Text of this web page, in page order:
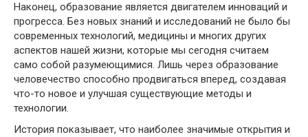
Наконец, образование является двигателем инноваций и
прогресса. Без новых знаний и исследований не было бы
современных технологий, медицины и многих других
аспектов нашей жизни, которые мы сегодня считаем
само собой разумеющимися. Лишь через образование
человечество способно продвигаться вперед, создавая
что-то новое и улучшая существующие методы и
технологии.
История показывает, что наиболее значимые открытия и